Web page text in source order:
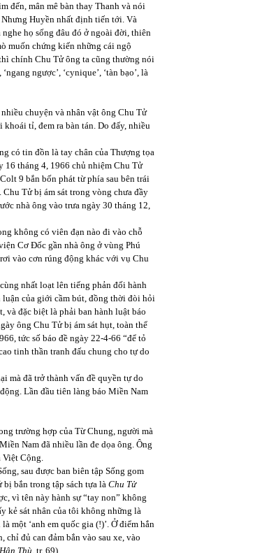
đến, mân mê bàn thay Thanh và nói
Huyền nhất định tiến tới. Và
họ sống đâu đó ở ngoài đời, thiên
muốn chứng kiến những cái ngộ
chính Chu Tử ông ta cũng thường nói
ngược’, ‘cynique’, ‘tàn bạo’, là
chuyện và nhân vật ông Chu Tử
tỉ, đem ra bàn tán. Do đấy, nhiều
có tin đồn là tay chân của Thượng tọa
tháng 4, 1966 chủ nhiệm Chu Tử
9 bắn bốn phát từ phía sau bên trái
Tử bị ám sát trong vòng chưa đầy
nhà ông vào trưa ngày 30 tháng 12,
không có viên đạn nào đi vào chỗ
Cơ Đốc gần nhà ông ở vùng Phú
vào cơn rúng động khác với vụ Chu
nhất loạt lên tiếng phản đối hành
luận của giới cầm bút, đồng thời đòi hỏi
đặc biệt là phải ban hành luật báo
ông Chu Tử bị ám sát hụt, toàn thể
tức số báo đề ngày 22-4-66 “để tỏ
tinh thần tranh đấu chung cho tự do
mà đã trở thành vấn đề quyền tự do
Lần đầu tiên làng báo Miền Nam
trường hợp của Từ Chung, người mà
Nam đã nhiều lần đe dọa ông. Ông
Việt Cộng.
sau được ban biên tập Sống gom
bắn trong tập sách tựa là Chu Tử
vì tên này hành sự “tay non” không
kẻ sát nhân của tôi không những là
một ‘anh em quốc gia (!)’. Ở điểm hắn
đủ can đảm bắn vào sau xe, vào
Thù, tr. 69)